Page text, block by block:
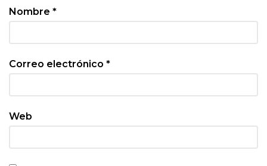
Nombre *
Correo electrónico *
Web